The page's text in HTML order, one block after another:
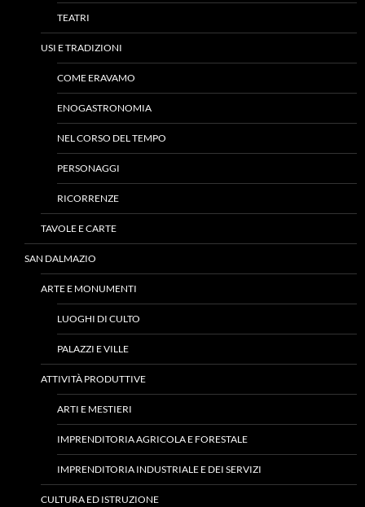
TEATRI
USI E TRADIZIONI
COME ERAVAMO
ENOGASTRONOMIA
NEL CORSO DEL TEMPO
PERSONAGGI
RICORRENZE
TAVOLE E CARTE
SAN DALMAZIO
ARTE E MONUMENTI
LUOGHI DI CULTO
PALAZZI E VILLE
ATTIVITÀ PRODUTTIVE
ARTI E MESTIERI
IMPRENDITORIA AGRICOLA E FORESTALE
IMPRENDITORIA INDUSTRIALE E DEI SERVIZI
CULTURA ED ISTRUZIONE